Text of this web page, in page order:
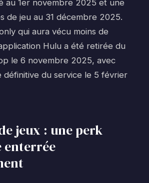
au 1er novembre 2025 et une
de jeu au 31 décembre 2025.
qui aura vécu moins de
Hulu a été retirée du
le 6 novembre 2025, avec
définitive du service le 5 février
jeux : une perk
enterrée